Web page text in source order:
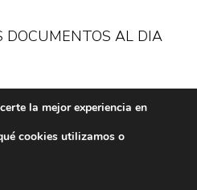
DOCUMENTOS AL DIA
la mejor experiencia en
cookies utilizamos o